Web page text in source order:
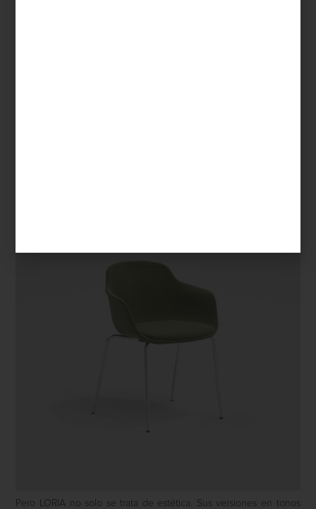
Pero LORIA no solo se trata de estética. Sus versiones en tonos